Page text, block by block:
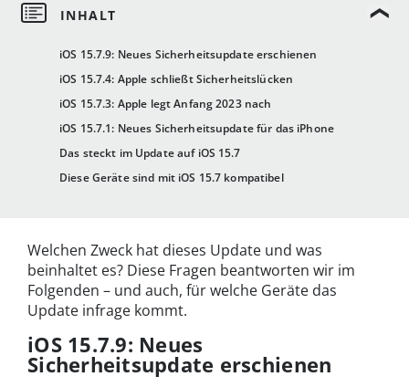
iOS 15.7.9: Neues Sicherheitsupdate erschienen
iOS 15.7.4: Apple schließt Sicherheitslücken
iOS 15.7.3: Apple legt Anfang 2023 nach
iOS 15.7.1: Neues Sicherheitsupdate für das iPhone
Das steckt im Update auf iOS 15.7
Diese Geräte sind mit iOS 15.7 kompatibel
Welchen Zweck hat dieses Update und was
beinhaltet es? Diese Fragen beantworten wir im
Folgenden – und auch, für welche Geräte das
Update infrage kommt.
iOS 15.7.9: Neues
Sicherheitsupdate erschienen